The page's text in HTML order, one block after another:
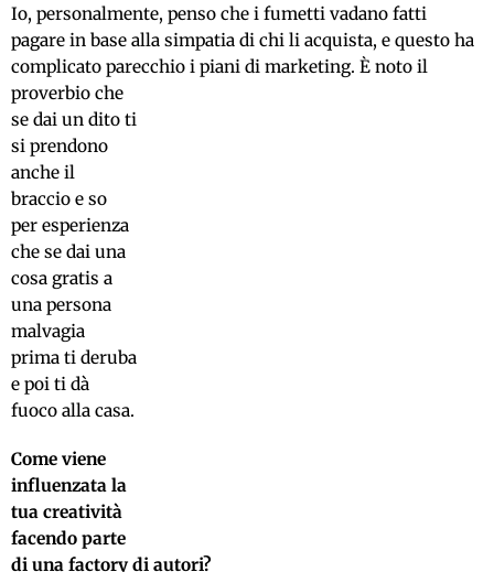
Io, personalmente, penso che i fumetti vadano fatti
pagare in base alla simpatia di chi li acquista, e questo ha
complicato parecchio i piani di marketing. È noto il
proverbio che
se dai un dito ti
si prendono
anche il
braccio e so
per esperienza
che se dai una
cosa gratis a
una persona
malvagia
prima ti deruba
e poi ti dà
fuoco alla casa.
Come viene
influenzata la
tua creatività
facendo parte
di una factory di autori?